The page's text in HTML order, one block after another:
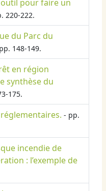
pour faire un
220-222.
du Parc du
148-149.
en région
synthèse du
175.
- pp.
incendie de
: l’exemple de